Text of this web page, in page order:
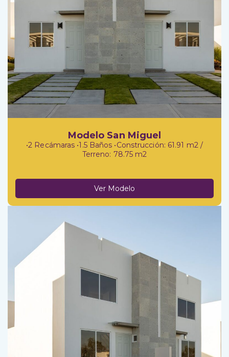
Modelo San Miguel
•2 Recámaras •1.5 Baños •Construcción: 61.91 m2 /
Terreno: 78.75 m2
Ver Modelo